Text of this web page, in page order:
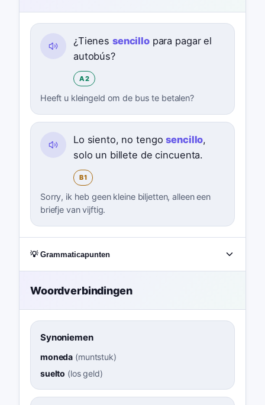
¿Tienes sencillopara pagar el
autobús?
A2
Heeft u kleingeld om de bus te betalen?
Lo siento, no tengosencillo,
solo un billete de cincuenta.
B1
Sorry, ik heb geen kleine biljetten, alleen een
briefje van vijftig.
💡 Grammaticapunten
Woordverbindingen
Synoniemen
moneda (muntstuk)
suelto (los geld)